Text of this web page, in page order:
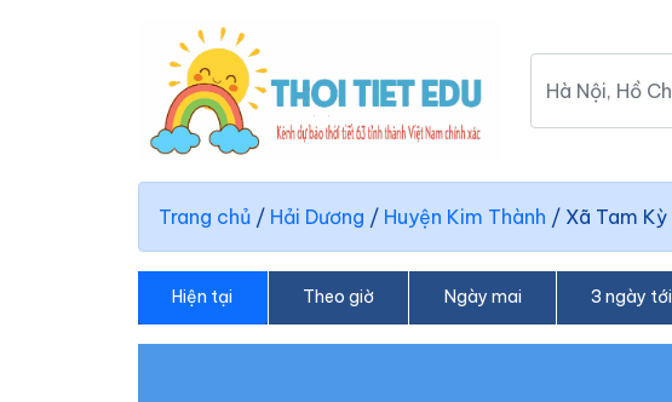
Trang chủ / Hải Dương / Huyện Kim Thành / Xã Tam Kỳ
Hiện tại Theo giờ Ngày mai 3 ngày tới